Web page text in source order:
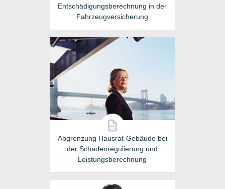
Entschädigungsberechnung in der
Fahrzeugversicherung
Abgrenzung Hausrat-Gebäude bei
der Schadenregulierung und
Leistungsberechnung